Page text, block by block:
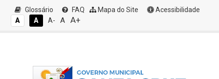
Glossário FAQ Mapa do Site
Acessibilidade
A
A A- A A+